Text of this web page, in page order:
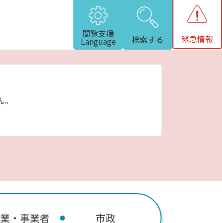
閲覧支援
Language 検索する 緊急情報
・事業者 市政